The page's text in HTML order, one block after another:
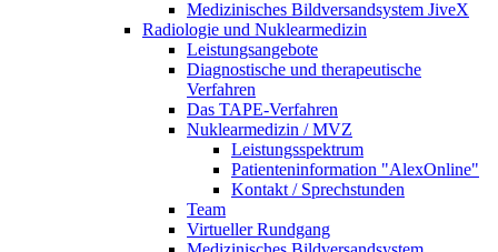
Medizinisches Bildversandsystem JiveX
Radiologie und Nuklearmedizin
Leistungsangebote
Diagnostische und therapeutische
Verfahren
Das TAPE-Verfahren
Nuklearmedizin / MVZ
Leistungsspektrum
Patienteninformation "AlexOnline"
Kontakt / Sprechstunden
Team
Virtueller Rundgang